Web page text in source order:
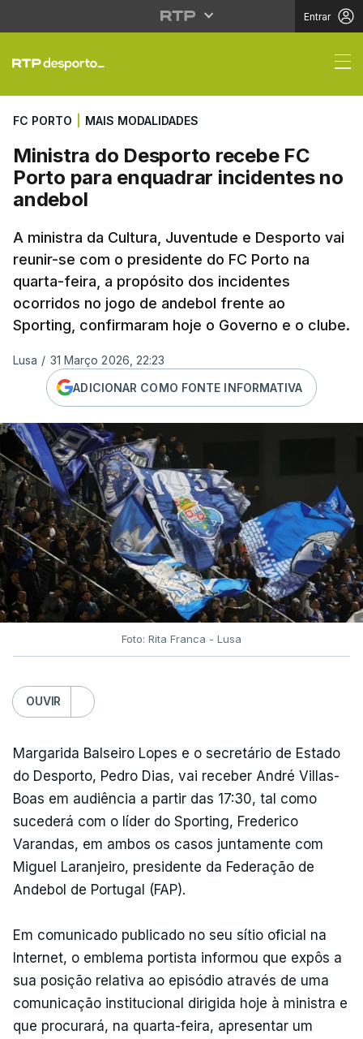
Entrar
Ministra do Desporto
FC PORTO MAIS MODALIDADES
Ministra do Desporto recebe FC
Porto para enquadrar incidentes no
andebol
A ministra da Cultura, Juventude e Desporto vai
reunir-se com o presidente do FC Porto na
quarta-feira, a propósito dos incidentes
ocorridos no jogo de andebol frente ao
Sporting, confirmaram hoje o Governo e o clube.
Lusa / 31 Março 2026, 22:23
ADICIONAR COMO FONTE INFORMATIVA
Foto: Rita Franca - Lusa
OUVIR
Margarida Balseiro Lopes e o secretário de Estado
do Desporto, Pedro Dias, vai receber André Villas-
Boas em audiência a partir das 17:30, tal como
sucederá com o líder do Sporting, Frederico
Varandas, em ambos os casos juntamente com
Miguel Laranjeiro, presidente da Federação de
Andebol de Portugal (FAP).
Em comunicado publicado no seu sítio oficial na
Internet, o emblema portista informou que expôs a
sua posição relativa ao episódio através de uma
comunicação institucional dirigida hoje à ministra e
que procurará, na quarta-feira, apresentar um